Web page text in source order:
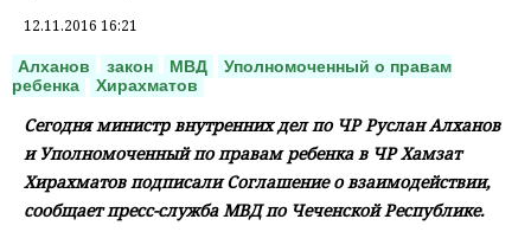
12.11.2016 16:21
Алханов закон МВД
Уполномоченный о правам
ребенка
Хирахматов
Сегодня министр внутренних дел по ЧР Руслан Алханов
и Уполномоченный по правам ребенка в ЧР Хамзат
Хирахматов подписали Соглашение о взаимодействии,
сообщает пресс-служба МВД по Чеченской Республике.